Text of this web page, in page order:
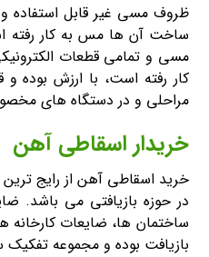
ظروف مسی غیر قابل استفاده
ساخت آن ها مس به کار
مسی و تمامی قطعات
کار رفته است، با ارزش بوده
مراحلی و در دستگاه های
خریدار اسقاطی آهن
خرید اسقاطی آهن از رایج
در حوزه بازیافتی می باشد.
ساختمان ها، ضایعات کارخانه
بازیافت بوده و مجموعه تفکیک